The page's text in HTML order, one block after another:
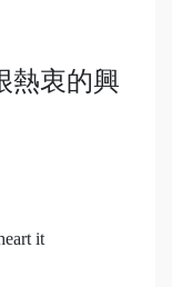
熱衷的興
it